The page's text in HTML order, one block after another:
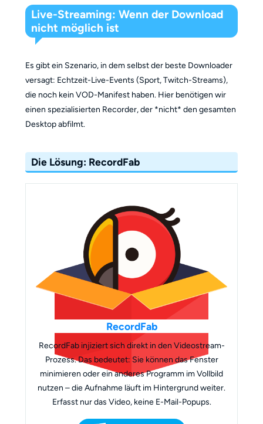
Live-Streaming: Wenn der Download
nicht möglich ist
Es gibt ein Szenario, in dem selbst der beste Downloader
versagt: Echtzeit-Live-Events (Sport, Twitch-Streams),
die noch kein VOD-Manifest haben. Hier benötigen wir
einen spezialisierten Recorder, der *nicht* den gesamten
Desktop abfilmt.
Die Lösung: RecordFab
RecordFab
RecordFab injiziert sich direkt in den Videostream-
Prozess. Das bedeutet: Sie können das Fenster
minimieren oder ein anderes Programm im Vollbild
nutzen – die Aufnahme läuft im Hintergrund weiter.
Erfasst nur das Video, keine E-Mail-Popups.